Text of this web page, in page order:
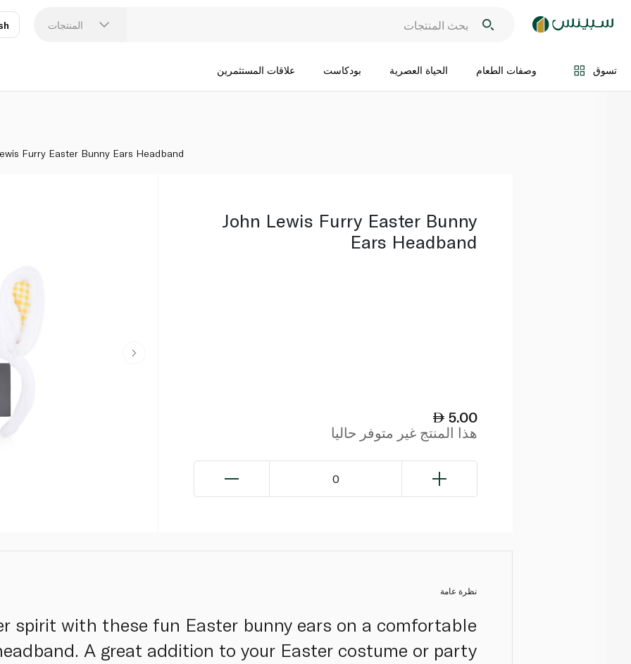
المنتجات
تسوق وصفات الطعام الحياة العصرية بودكاست علاقات المستثمرين
اضف الى السلة
Furry Easter Bunny Ears Headband
John Lewis Furry Easter Bunny
Ears Headband
5.00
هذا المنتج غير متوفر حاليا
0
نظرة عامة
spirit with these fun Easter bunny ears on a comfortable
A great addition to your Easter costume or party.